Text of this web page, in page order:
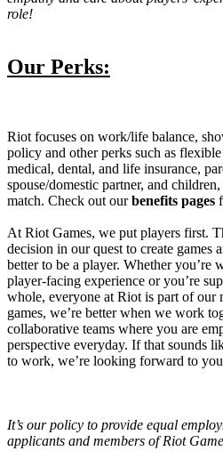
role!
Our Perks:
Riot focuses on work/life balance,
policy and other perks such as
medical, dental, and life insurance,
spouse/domestic partner, and
match. Check out ourbenefits pages
At Riot Games, we put players first.
decision in our quest to create games
better to be a player. Whether you’re
player-facing experience or you’re
whole, everyone at Riot is part of
games, we’re better when we work
collaborative teams where you are
perspective everyday. If that sounds
to work, we’re looking forward to
It’s our policy to provide equal
applicants and members of Riot